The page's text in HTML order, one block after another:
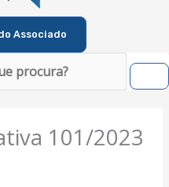
Associado
101/2023